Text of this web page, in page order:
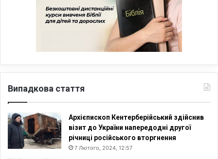
Випадкова стаття
Архієпископ Кентерберійський здійснив
візит до України напередодні другої
річниці російського вторгнення
7 Лютого, 2024, 12:57